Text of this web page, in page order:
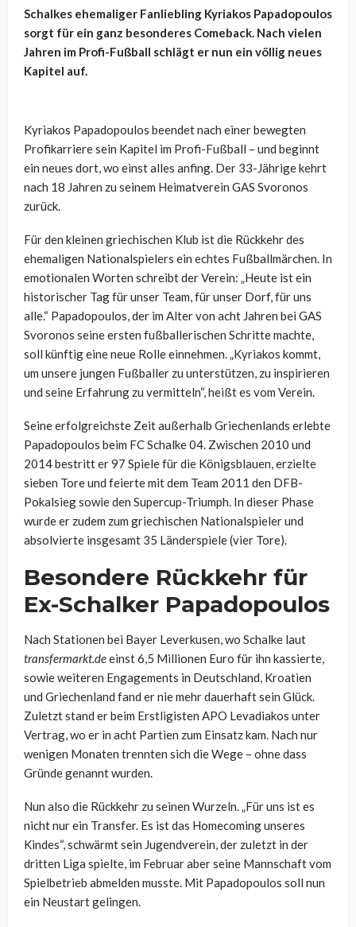
Schalkes ehemaliger Fanliebling Kyriakos Papadopoulos
sorgt für ein ganz besonderes Comeback. Nach vielen
Jahren im Profi-Fußball schlägt er nun ein völlig neues
Kapitel auf.
Kyriakos Papadopoulos beendet nach einer bewegten
Profikarriere sein Kapitel im Profi-Fußball – und beginnt
ein neues dort, wo einst alles anfing. Der 33-Jährige kehrt
nach 18 Jahren zu seinem Heimatverein GAS Svoronos
zurück.
Für den kleinen griechischen Klub ist die Rückkehr des
ehemaligen Nationalspielers ein echtes Fußballmärchen. In
emotionalen Worten schreibt der Verein: „Heute ist ein
historischer Tag für unser Team, für unser Dorf, für uns
alle.“ Papadopoulos, der im Alter von acht Jahren bei GAS
Svoronos seine ersten fußballerischen Schritte machte,
soll künftig eine neue Rolle einnehmen. „Kyriakos kommt,
um unsere jungen Fußballer zu unterstützen, zu inspirieren
und seine Erfahrung zu vermitteln“, heißt es vom Verein.
Seine erfolgreichste Zeit außerhalb Griechenlands erlebte
Papadopoulos beim FC Schalke 04. Zwischen 2010 und
2014 bestritt er 97 Spiele für die Königsblauen, erzielte
sieben Tore und feierte mit dem Team 2011 den DFB-
Pokalsieg sowie den Supercup-Triumph. In dieser Phase
wurde er zudem zum griechischen Nationalspieler und
absolvierte insgesamt 35 Länderspiele (vier Tore).
Besondere Rückkehr für
Ex-Schalker Papadopoulos
Nach Stationen bei Bayer Leverkusen, wo Schalke laut
transfermarkt.deeinst 6,5 Millionen Euro für ihn kassierte,
sowie weiteren Engagements in Deutschland, Kroatien
und Griechenland fand er nie mehr dauerhaft sein Glück.
Zuletzt stand er beim Erstligisten APO Levadiakos unter
Vertrag, wo er in acht Partien zum Einsatz kam. Nach nur
wenigen Monaten trennten sich die Wege – ohne dass
Gründe genannt wurden.
Nun also die Rückkehr zu seinen Wurzeln. „Für uns ist es
nicht nur ein Transfer. Es ist das Homecoming unseres
Kindes“, schwärmt sein Jugendverein, der zuletzt in der
dritten Liga spielte, im Februar aber seine Mannschaft vom
Spielbetrieb abmelden musste. Mit Papadopoulos soll nun
ein Neustart gelingen.